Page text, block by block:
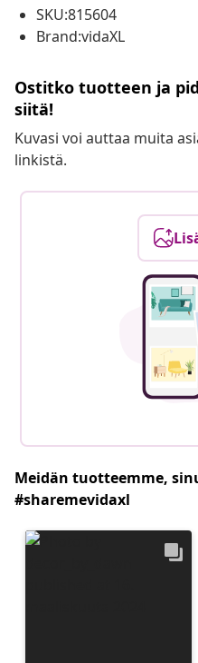
SKU:815604
Brand:vidaXL
Ostitko tuotteen ja
siitä!
Kuvasi voi auttaa muita
linkistä.
Meidän tuotteemme,
#sharemevidaxl